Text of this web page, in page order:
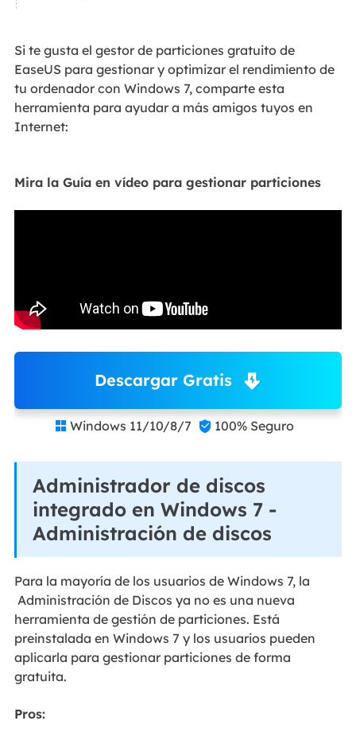
Si te gusta el gestor de particiones gratuito de
EaseUS para gestionar y optimizar el rendimiento de
tu ordenador con Windows 7, comparte esta
herramienta para ayudar a más amigos tuyos en
Internet:
Mira la Guía en vídeo para gestionar particiones
Descargar Gratis
 Windows 11/10/8/7  100% Seguro
Administrador de discos
integrado en Windows 7 -
Administración de discos
Para la mayoría de los usuarios de Windows 7, la
Administración de Discos ya no es una nueva
herramienta de gestión de particiones. Está
preinstalada en Windows 7 y los usuarios pueden
aplicarla para gestionar particiones de forma
gratuita.
Pros: